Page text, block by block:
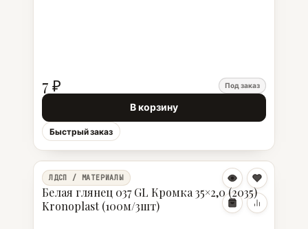
7 ₽ Под заказ
В корзину
Быстрый заказ
ЛДСП / МАТЕРИАЛЫ
Белая глянец 037 GL Кромка 35×2,0 (2035)
Kronoplast (100м/3шт)